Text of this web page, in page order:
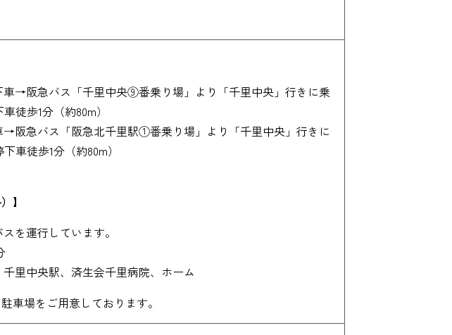
車→阪急バス「千里中央⑨番乗り場」より「千里中央」行きに乗
徒歩1分（約80m）
→阪急バス「阪急北千里駅①番乗り場」より「千里中央」行きに
車徒歩1分（約80m）
】
を運行しています。
里中央駅、済生会千里病院、ホーム
車場をご用意しております。